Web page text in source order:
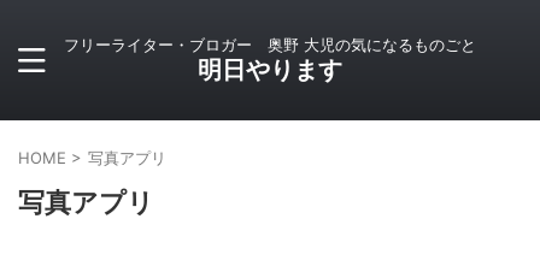
フリーライター・ブロガー 奥野 大児の気になるものごと
明日やります
HOME > 写真アプリ
写真アプリ